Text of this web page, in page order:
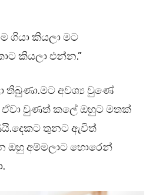
ගියා කියලා මට
කියලා එන්න.”
තිබුණා.මට අවශ්‍ය වුණේ
වුණත් කලේ ඔහුට මතක්
තුනට ඇවිත්
ඔහු අම්මලාට හොරෙන්